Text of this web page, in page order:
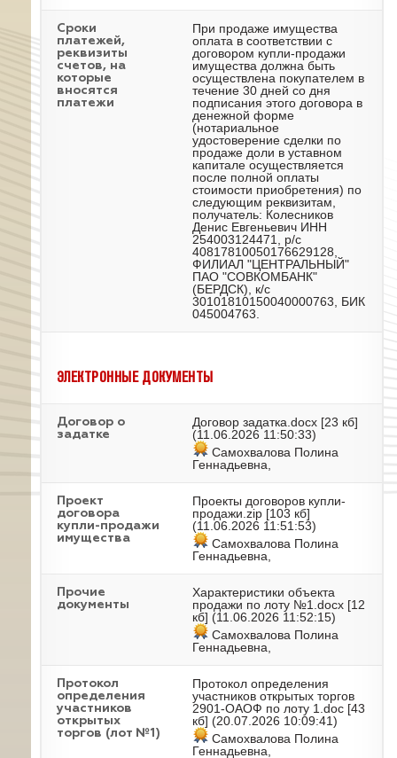
Сроки
платежей,
реквизиты
счетов, на
которые
вносятся
платежи
При продаже имущества
оплата в соответствии с
договором купли-продажи
имущества должна быть
осуществлена покупателем в
течение 30 дней со дня
подписания этого договора в
денежной форме
(нотариальное
удостоверение сделки по
продаже доли в уставном
капитале осуществляется
после полной оплаты
стоимости приобретения) по
следующим реквизитам,
получатель: Колесников
Денис Евгеньевич ИНН
254003124471, р/с
40817810050176629128,
ФИЛИАЛ "ЦЕНТРАЛЬНЫЙ"
ПАО "СОВКОМБАНК"
(БЕРДСК), к/с
30101810150040000763, БИК
045004763.
ЭЛЕКТРОННЫЕ ДОКУМЕНТЫ
Договор о
задатке
Договор задатка.docx [23 кб]
(11.06.2026 11:50:33)
Самохвалова Полина
Геннадьевна,
Проект
договора
купли-продажи
имущества
Проекты договоров купли-
продажи.zip [103 кб]
(11.06.2026 11:51:53)
Самохвалова Полина
Геннадьевна,
Прочие
документы
Характеристики объекта
продажи по лоту №1.docx [12
кб] (11.06.2026 11:52:15)
Самохвалова Полина
Геннадьевна,
Протокол
определения
участников
открытых
торгов (лот №1)
Протокол определения
участников открытых торгов
2901-ОАОФ по лоту 1.doc [43
кб] (20.07.2026 10:09:41)
Самохвалова Полина
Геннадьевна,